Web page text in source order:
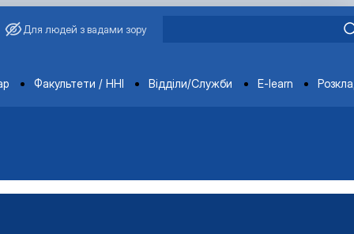
Для людей з вадами зору
Факультети / ННІ Відділи/Служби E-learn